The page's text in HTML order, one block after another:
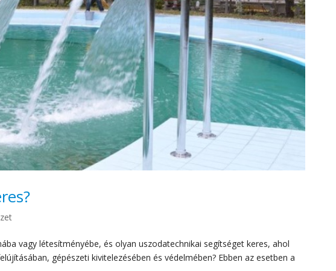
vagy létesítményébe, és olyan uszodatechnikai segítséget keres, ahol
gépészeti kivitelezésében és védelmében? Ebben az esetben a